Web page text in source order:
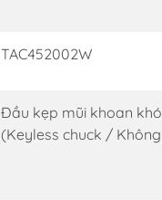
TAC452002W
Đầu kẹp mũi khoan
(Keyless chuck /